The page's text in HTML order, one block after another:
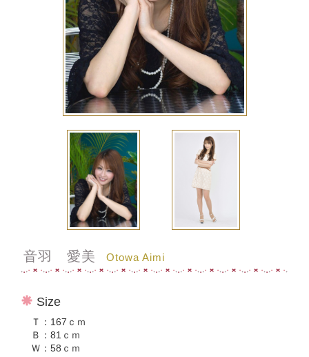
音羽 愛美 Otowa Aimi
Size
Ｔ：167ｃｍ
Ｂ：81ｃｍ
Ｗ：58ｃｍ